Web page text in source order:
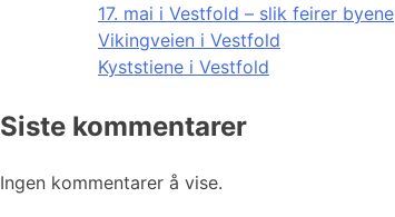
17. mai i Vestfold – slik feirer byene
Vikingveien i Vestfold
Kyststiene i Vestfold
Siste kommentarer
Ingen kommentarer å vise.